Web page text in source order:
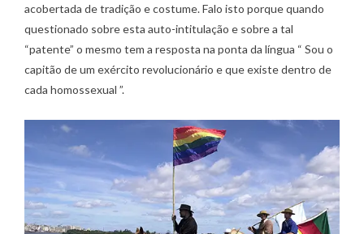
acobertada de tradição e costume. Falo isto porque quando
questionado sobre esta auto-intitulação e sobre a tal
“patente” o mesmo tem a resposta na ponta da língua “ Sou o
capitão de um exército revolucionário e que existe dentro de
cada homossexual ”.